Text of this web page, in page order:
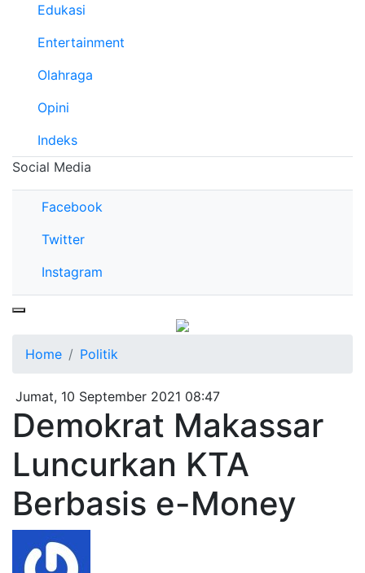
Edukasi
Entertainment
Olahraga
Opini
Indeks
Social Media
Facebook
Twitter
Instagram
Home Politik
Jumat, 10 September 2021 08:47
Demokrat Makassar
Luncurkan KTA
Berbasis e-Money